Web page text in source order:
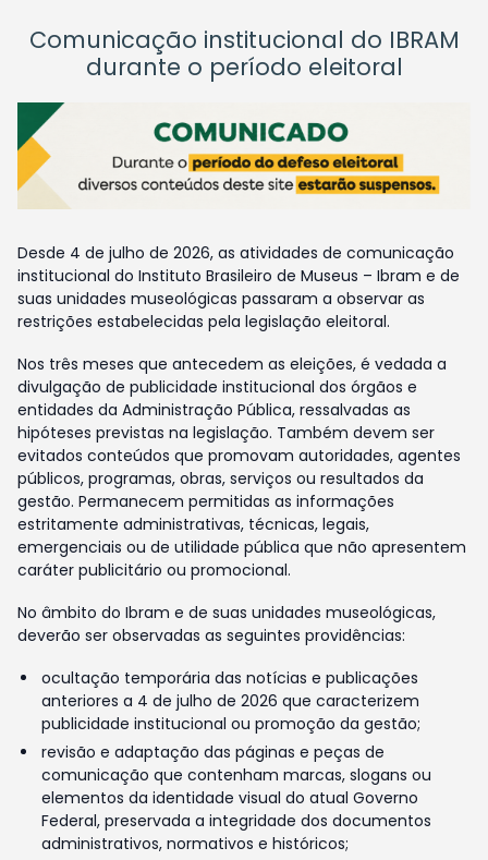
Comunicação institucional do IBRAM
durante o período eleitoral
Desde 4 de julho de 2026, as atividades de comunicação
institucional do Instituto Brasileiro de Museus – Ibram e de
suas unidades museológicas passaram a observar as
restrições estabelecidas pela legislação eleitoral.
Nos três meses que antecedem as eleições, é vedada a
divulgação de publicidade institucional dos órgãos e
entidades da Administração Pública, ressalvadas as
hipóteses previstas na legislação. Também devem ser
evitados conteúdos que promovam autoridades, agentes
públicos, programas, obras, serviços ou resultados da
gestão. Permanecem permitidas as informações
estritamente administrativas, técnicas, legais,
emergenciais ou de utilidade pública que não apresentem
caráter publicitário ou promocional.
No âmbito do Ibram e de suas unidades museológicas,
deverão ser observadas as seguintes providências:
ocultação temporária das notícias e publicações
anteriores a 4 de julho de 2026 que caracterizem
publicidade institucional ou promoção da gestão;
revisão e adaptação das páginas e peças de
comunicação que contenham marcas, slogans ou
elementos da identidade visual do atual Governo
Federal, preservada a integridade dos documentos
administrativos, normativos e históricos;